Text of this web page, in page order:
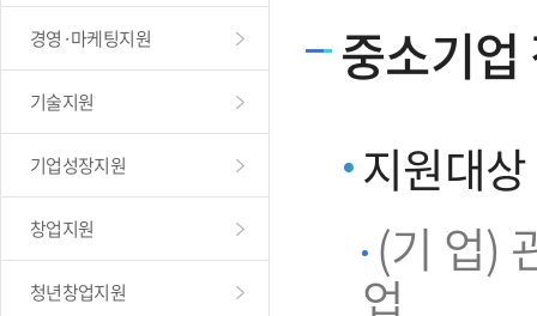
경영·마케팅지원
기술지원
기업성장지원
창업지원
청년창업지원
중소기
지원대상
(기 업)
업